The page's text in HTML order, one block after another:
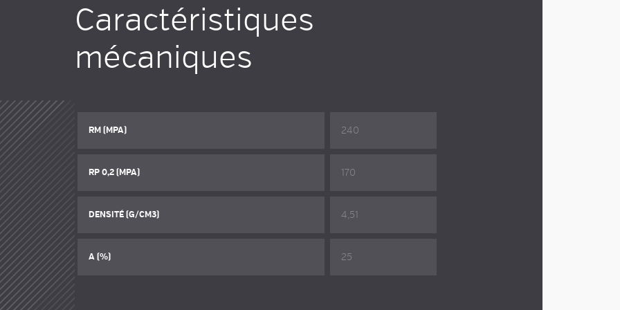
Caractéristiques
mécaniques
RM (MPA) 240
RP 0,2 (MPA) 170
DENSITÉ (G/CM3) 4,51
A (%) 25